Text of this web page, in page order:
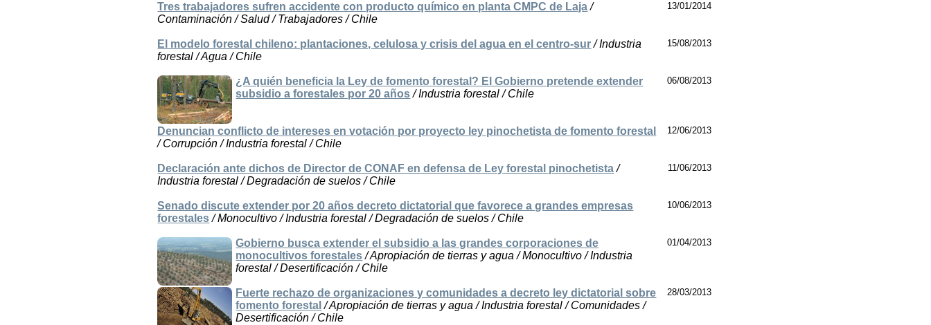
Tres trabajadores sufren accidente con producto químico en planta CMPC de Laja/
Contaminación / Salud / Trabajadores / Chile
13/01/2014
El modelo forestal chileno: plantaciones, celulosa y crisis del agua en el centro-sur/ Industria
forestal / Agua / Chile
15/08/2013
¿A quién beneficia la Ley de fomento forestal? El Gobierno pretende extender
subsidio a forestales por 20 años/ Industria forestal / Chile
06/08/2013
Denuncian conflicto de intereses en votación por proyecto ley pinochetista de fomento forestal
/ Corrupción / Industria forestal / Chile
12/06/2013
Declaración ante dichos de Director de CONAF en defensa de Ley forestal pinochetista/
Industria forestal / Degradación de suelos / Chile
11/06/2013
Senado discute extender por 20 años decreto dictatorial que favorece a grandes empresas
forestales/ Monocultivo / Industria forestal / Degradación de suelos / Chile
10/06/2013
Gobierno busca extender el subsidio a las grandes corporaciones de
monocultivos forestales/ Apropiación de tierras y agua / Monocultivo / Industria
forestal / Desertificación / Chile
01/04/2013
Fuerte rechazo de organizaciones y comunidades a decreto ley dictatorial sobre
fomento forestal / Apropiación de tierras y agua / Industria forestal / Comunidades /
Desertificación / Chile
28/03/2013